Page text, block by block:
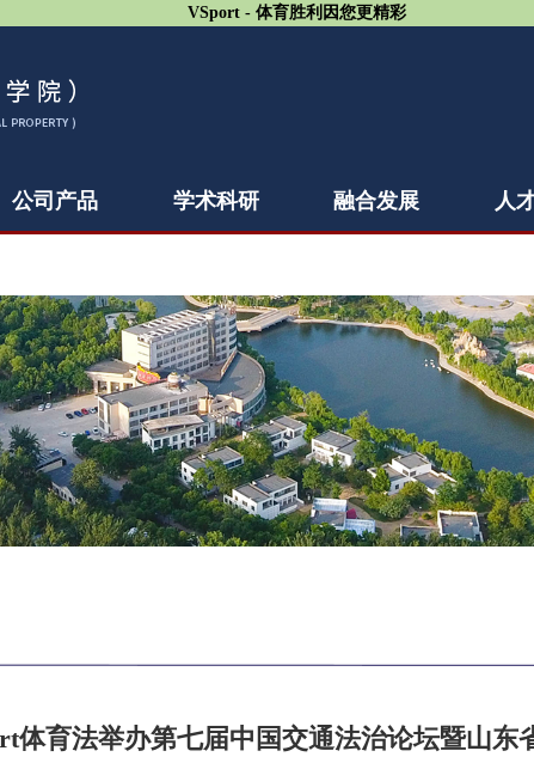
VSport - 体育胜利因您更精彩
公司产品 学术科研 融合发展 人
体育法举办第七届中国交通法治论坛暨山东